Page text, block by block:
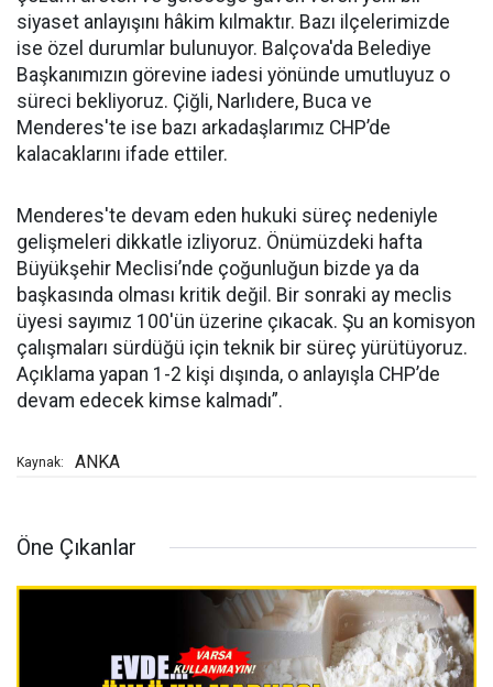
siyaset anlayışını hâkim kılmaktır. Bazı ilçelerimizde
ise özel durumlar bulunuyor. Balçova'da Belediye
Başkanımızın görevine iadesi yönünde umutluyuz o
süreci bekliyoruz. Çiğli, Narlıdere, Buca ve
Menderes'te ise bazı arkadaşlarımız CHP’de
kalacaklarını ifade ettiler.
Menderes'te devam eden hukuki süreç nedeniyle
gelişmeleri dikkatle izliyoruz. Önümüzdeki hafta
Büyükşehir Meclisi’nde çoğunluğun bizde ya da
başkasında olması kritik değil. Bir sonraki ay meclis
üyesi sayımız 100'ün üzerine çıkacak. Şu an komisyon
çalışmaları sürdüğü için teknik bir süreç yürütüyoruz.
Açıklama yapan 1-2 kişi dışında, o anlayışla CHP’de
devam edecek kimse kalmadı”.
Kaynak: ANKA
Öne Çıkanlar